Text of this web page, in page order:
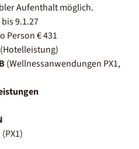
Aufenthalt möglich.
9.1.27
Person € 431
(Hotelleistung)
(Wellnessanwendungen PX1,
(PX1)